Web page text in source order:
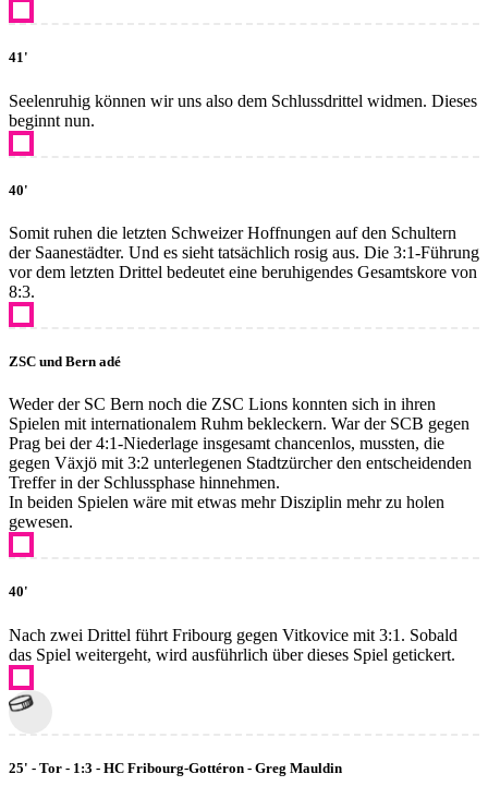
41'
Seelenruhig können wir uns also dem Schlussdrittel widmen. Dieses
beginnt nun.
40'
Somit ruhen die letzten Schweizer Hoffnungen auf den Schultern
der Saanestädter. Und es sieht tatsächlich rosig aus. Die 3:1-Führung
vor dem letzten Drittel bedeutet eine beruhigendes Gesamtskore von
8:3.
ZSC und Bern adé
Weder der SC Bern noch die ZSC Lions konnten sich in ihren
Spielen mit internationalem Ruhm bekleckern. War der SCB gegen
Prag bei der 4:1-Niederlage insgesamt chancenlos, mussten, die
gegen Växjö mit 3:2 unterlegenen Stadtzürcher den entscheidenden
Treffer in der Schlussphase hinnehmen.
In beiden Spielen wäre mit etwas mehr Disziplin mehr zu holen
gewesen.
40'
Nach zwei Drittel führt Fribourg gegen Vitkovice mit 3:1. Sobald
das Spiel weitergeht, wird ausführlich über dieses Spiel getickert.
25' - Tor - 1:3 - HC Fribourg-Gottéron - Greg Mauldin